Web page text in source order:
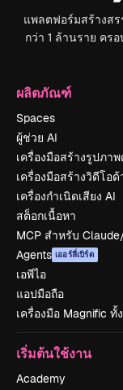
แพลตฟอร์มสร้างส
กว่า 1 ล้านราย คร
ผลิตภัณฑ์
Spaces
ผู้ช่วย AI
เครื่องมือสร้างรูปภา
เครื่องมือสร้างวิดีโอด้
เครื่องกำเนิดเสียง AI
สต็อกเนื้อหา
MCP สำหรับ
Agents เออร์ลี่เบิร์ด
เอพีไอ
แอปมือถือ
เครื่องมือ Magnific ทั้
เริ่มต้นใช้งาน
Academy